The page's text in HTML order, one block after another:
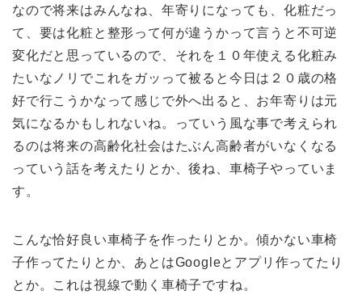
なので将来はみんなね、年寄りになっても、化粧だっ
て、要は化粧と整形って何が違うかって言うと不可逆
変化だと思っているので、それを１０年使える化粧み
たいなノリでこれをガッって被ると今日は２０歳の格
好で行こうかなって感じで外へ出ると、お年寄りは元
気になるかもしれないね。っていう風な事で考えられ
るのは将来の高齢化社会はたぶん高齢者がいなくなる
っていう話を考えたりとか、後ね、車椅子やっていま
す。
こんな恰好良い車椅子を作ったりとか。傾かない車椅
子作ってたりとか、あとはGoogleとアプリ作ってたり
とか。これは視線で動く車椅子ですね。